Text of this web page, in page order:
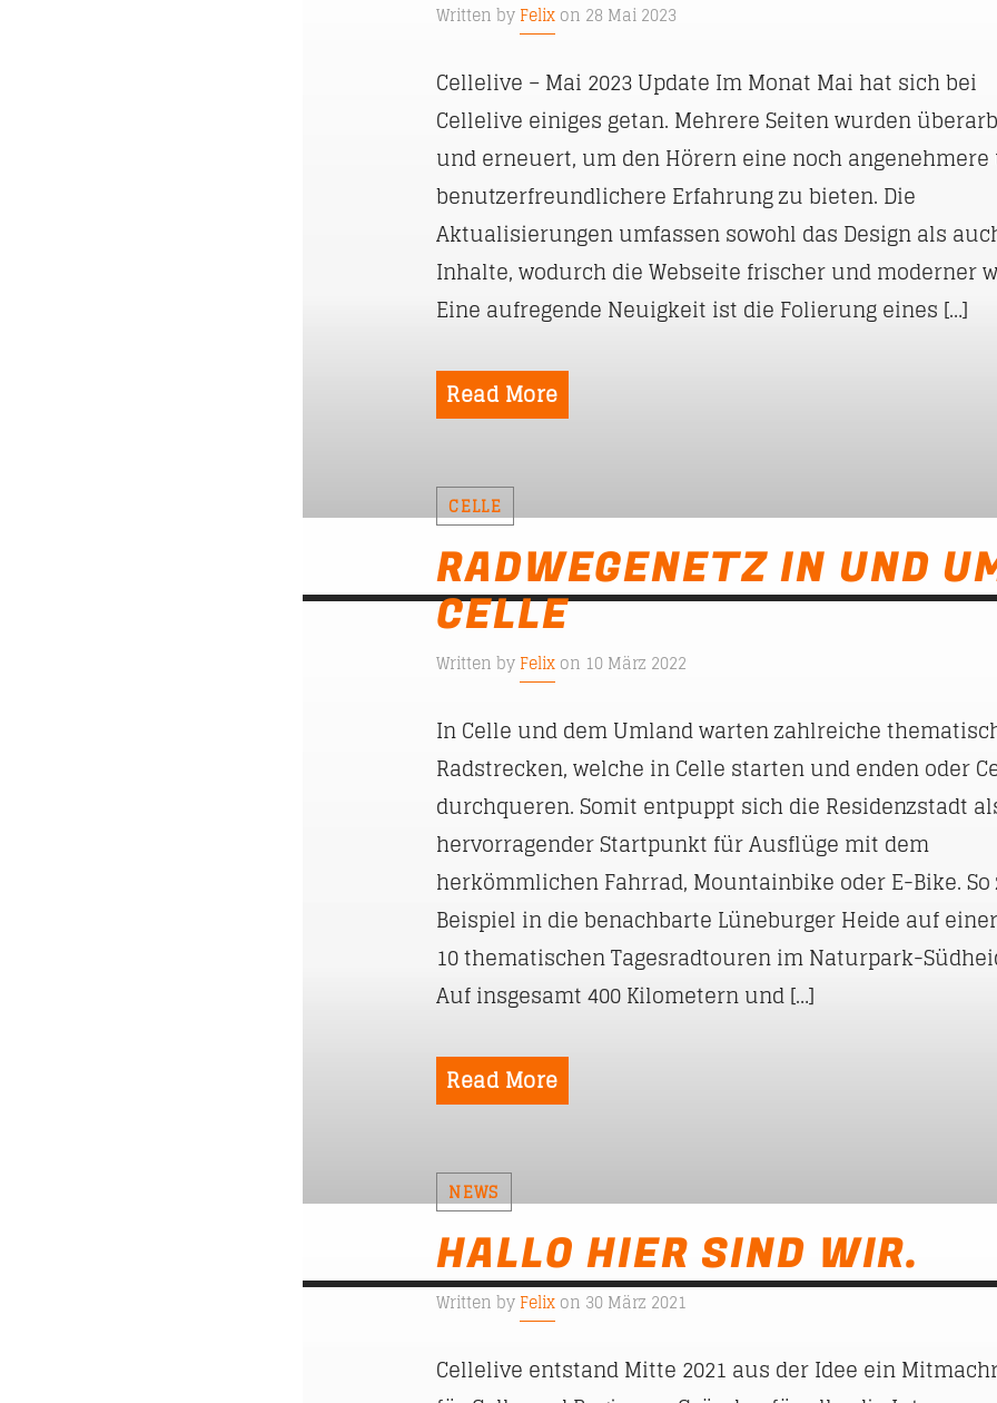
Written by Felix on 28 Mai 2023
Cellelive – Mai 2023 Update Im Monat Mai hat sich bei
Cellelive einiges getan. Mehrere Seiten wurden
und erneuert, um den Hörern eine noch
benutzerfreundlichere Erfahrung zu bieten. Die
Aktualisierungen umfassen sowohl das Design als
Inhalte, wodurch die Webseite frischer und moderner
Eine aufregende Neuigkeit ist die Folierung eines […]
Read More
CELLE
RADWEGENETZ IN UND
CELLE
Written by Felix on 10 März 2022
In Celle und dem Umland warten zahlreiche
Radstrecken, welche in Celle starten und enden oder
durchqueren. Somit entpuppt sich die Residenzstadt
hervorragender Startpunkt für Ausflüge mit dem
herkömmlichen Fahrrad, Mountainbike oder E-Bike.
Beispiel in die benachbarte Lüneburger Heide auf
10 thematischen Tagesradtouren im Naturpark-
Auf insgesamt 400 Kilometern und […]
Read More
NEWS
HALLO HIER SIND WIR.
Written by Felix on 30 März 2021
Cellelive entstand Mitte 2021 aus der Idee ein